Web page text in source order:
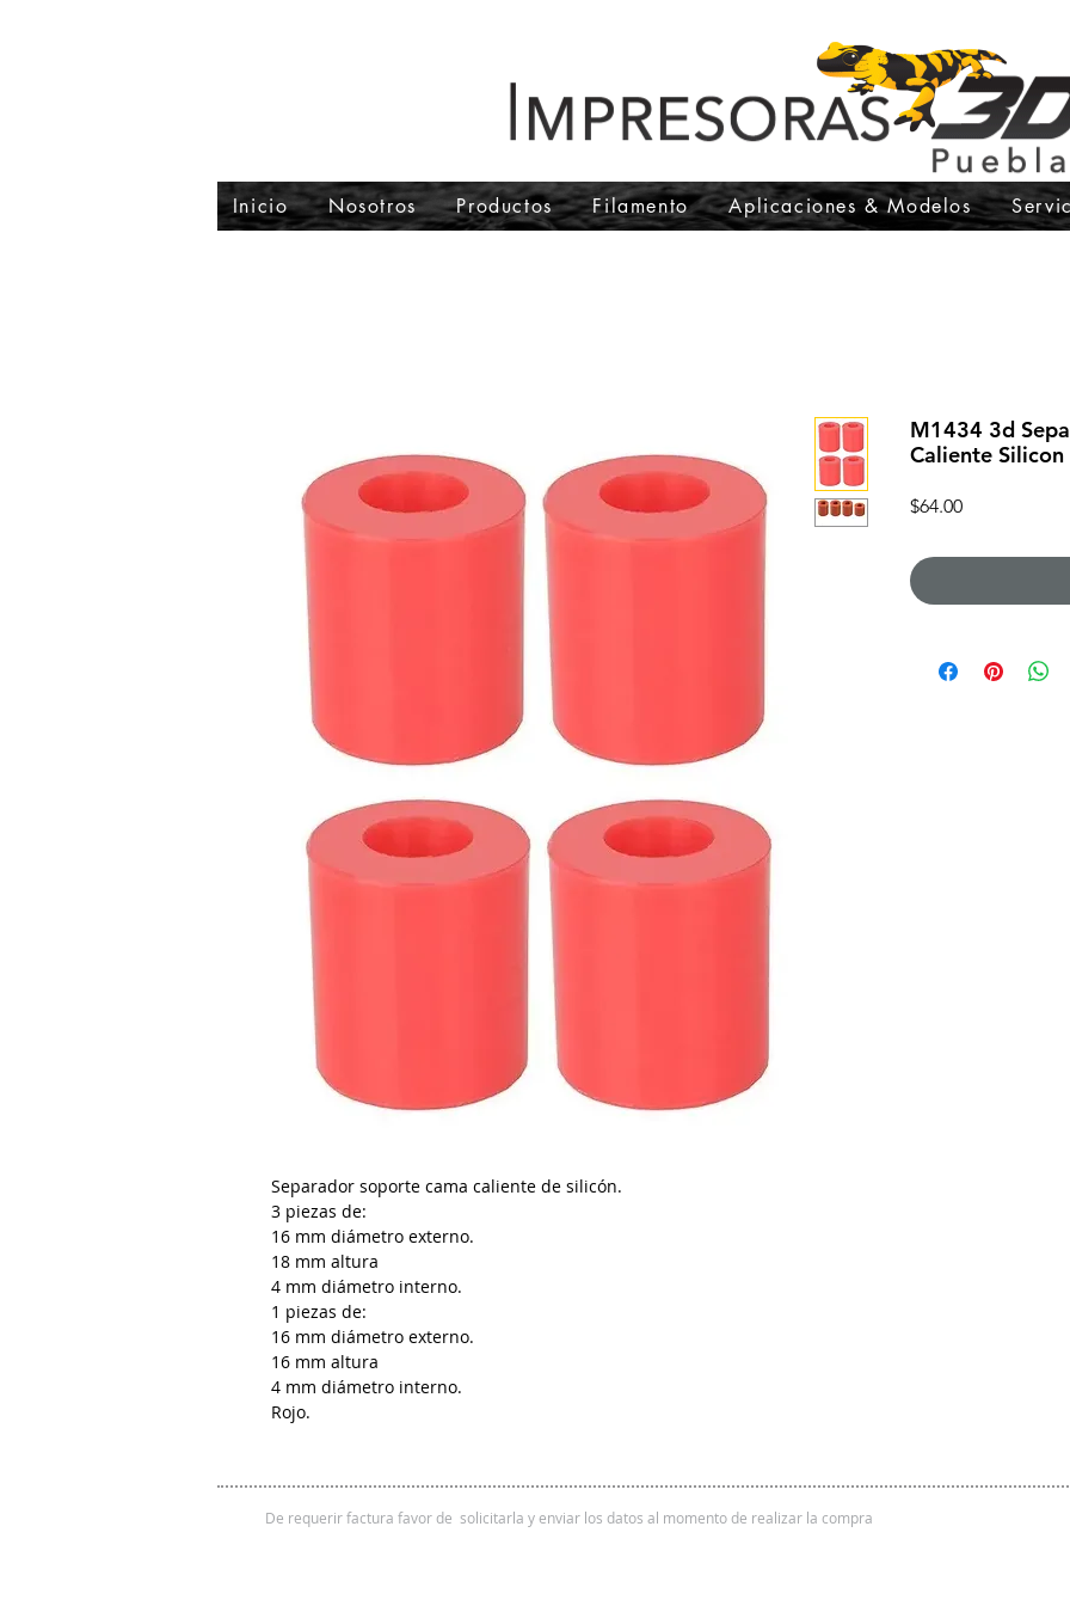
Inicio Nosotros Productos Filamento Aplicaciones & Modelos
Separador soporte cama caliente de silicón.
3 piezas de:
16 mm diámetro externo.
18 mm altura
4 mm diámetro interno.
1 piezas de:
16 mm diámetro externo.
16 mm altura
4 mm diámetro interno.
Rojo.
M1434 3d
Caliente Silicon
$64.00Precio
De requerir factura favor de solicitarla y enviar los datos al momento de realizar la compra